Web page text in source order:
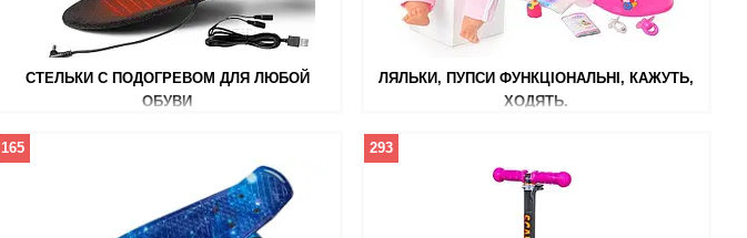
СТЕЛЬКИ С ПОДОГРЕВОМ ДЛЯ ЛЮБОЙ
ОБУВИ
ЛЯЛЬКИ, ПУПСИ ФУНКЦІОНАЛЬНІ, КАЖУТЬ,
ХОДЯТЬ.
165 293